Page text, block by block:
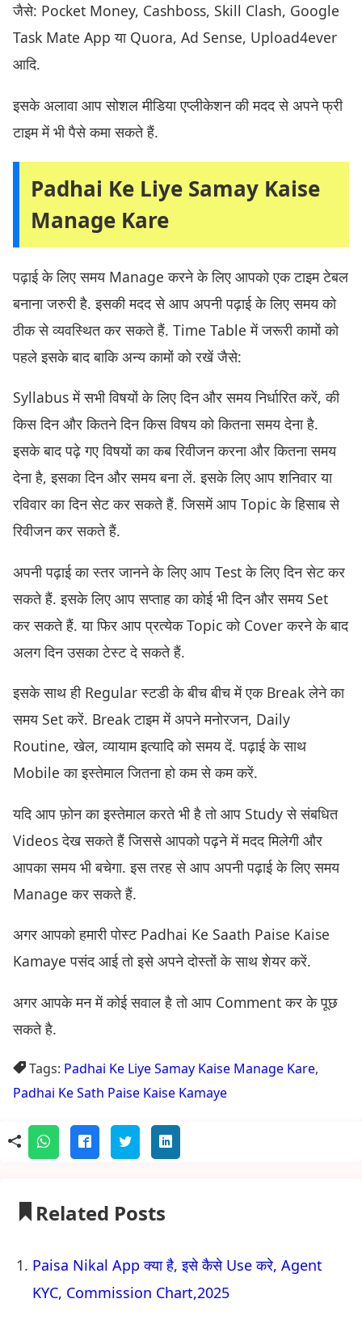
जैसे: Pocket Money, Cashboss, Skill Clash, Google
Task Mate App या Quora, Ad Sense, Upload4ever
आदि.
इसके अलावा आप सोशल मीडिया एप्लीकेशन की मदद से अपने फ्री
टाइम में भी पैसे कमा सकते हैं.
Padhai Ke Liye Samay Kaise
Manage Kare
पढ़ाई के लिए समय Manage करने के लिए आपको एक टाइम टेबल
बनाना जरुरी है. इसकी मदद से आप अपनी पढ़ाई के लिए समय को
ठीक से व्यवस्थित कर सकते हैं. Time Table में जरूरी कामों को
पहले इसके बाद बाकि अन्य कामों को रखें जैसे:
Syllabus में सभी विषयों के लिए दिन और समय निर्धारित करें, की
किस दिन और कितने दिन किस विषय को कितना समय देना है.
इसके बाद पढ़े गए विषयों का कब रिवीजन करना और कितना समय
देना है, इसका दिन और समय बना लें. इसके लिए आप शनिवार या
रविवार का दिन सेट कर सकते हैं. जिसमें आप Topic के हिसाब से
रिवीजन कर सकते हैं.
अपनी पढ़ाई का स्तर जानने के लिए आप Test के लिए दिन सेट कर
सकते हैं. इसके लिए आप सप्ताह का कोई भी दिन और समय Set
कर सकते हैं. या फिर आप प्रत्येक Topic को Cover करने के बाद
अलग दिन उसका टेस्ट दे सकते हैं.
इसके साथ ही Regular स्टडी के बीच बीच में एक Break लेने का
समय Set करें. Break टाइम में अपने मनोरजन, Daily
Routine, खेल, व्यायाम इत्यादि को समय दें. पढ़ाई के साथ
Mobile का इस्तेमाल जितना हो कम से कम करें.
यदि आप फ़ोन का इस्तेमाल करते भी है तो आप Study से संबधित
Videos देख सकते हैं जिससे आपको पढ़ने में मदद मिलेगी और
आपका समय भी बचेगा. इस तरह से आप अपनी पढ़ाई के लिए समय
Manage कर सकते हैं.
अगर आपको हमारी पोस्ट Padhai Ke Saath Paise Kaise
Kamaye पसंद आई तो इसे अपने दोस्तों के साथ शेयर करें.
अगर आपके मन में कोई सवाल है तो आप Comment कर के पूछ
सकते है.
Tags: Padhai Ke Liye Samay Kaise Manage Kare,
Padhai Ke Sath Paise Kaise Kamaye
Related Posts
Paisa Nikal App क्या है, इसे कैसे Use करे, Agent
KYC, Commission Chart,2025